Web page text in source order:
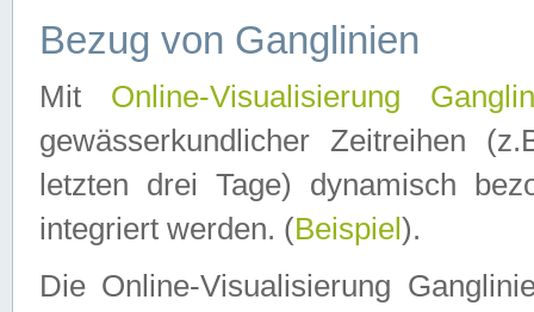
Bezug von Ganglinien
Mit Online-Visualisierung
gewässerkundlicher Zeitreihen
letzten drei Tage) dynamisch
integriert werden. (Beispiel ).
Die Online-Visualisierung